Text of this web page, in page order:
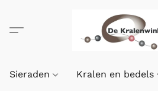
Sieraden Kralen en bedels